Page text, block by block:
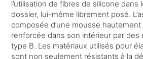
l’utilisation de fibres de silicone dans
dossier, lui-même librement posé.
composée d’une mousse
renforcée dans son intérieur par
type B. Les matériaux utilisés pour
sont non seulement résistants à la